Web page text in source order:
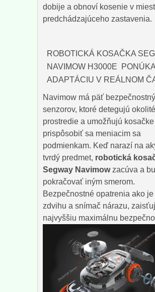
dobije a obnoví kosenie v
predchádzajúceho zastavenia.
ROBOTICKÁ KOSAČKA
NAVIMOW H3000E PONÚKA
ADAPTÁCIU V REÁLNOM
Navimow má päť
senzorov, ktoré detegujú okolité
prostredie a umožňujú kosačke
prispôsobiť sa meniacim sa
podmienkam. Keď narazí na
tvrdý predmet, robotická
Segway Navimowzacúva a
pokračovať iným smerom.
Bezpečnostné opatrenia ako
zdvihu a snímač nárazu,
najvyššiu maximálnu